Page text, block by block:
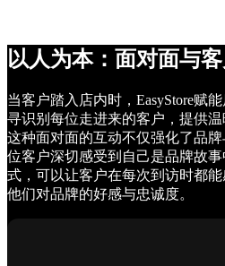
以人为本：面对面与
当客户踏入店内时，EasyStore赋
寻识别每位走进来的客户，提供温
这种面对面的互动不仅强化了品
位客户深切感受到自己是品牌故
式，可以让客户在每次到访时都
他们对品牌的好感与忠诚度。